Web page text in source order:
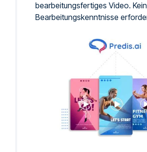
bearbeitungsfertiges Video.
Bearbeitungskenntnisse